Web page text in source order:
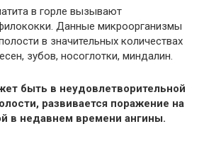
в горле вызывают
Данные микроорганизмы
в значительных количествах
зубов, носоглотки, миндалин.
быть в неудовлетворительной
развивается поражение на
в недавнем времени ангины.